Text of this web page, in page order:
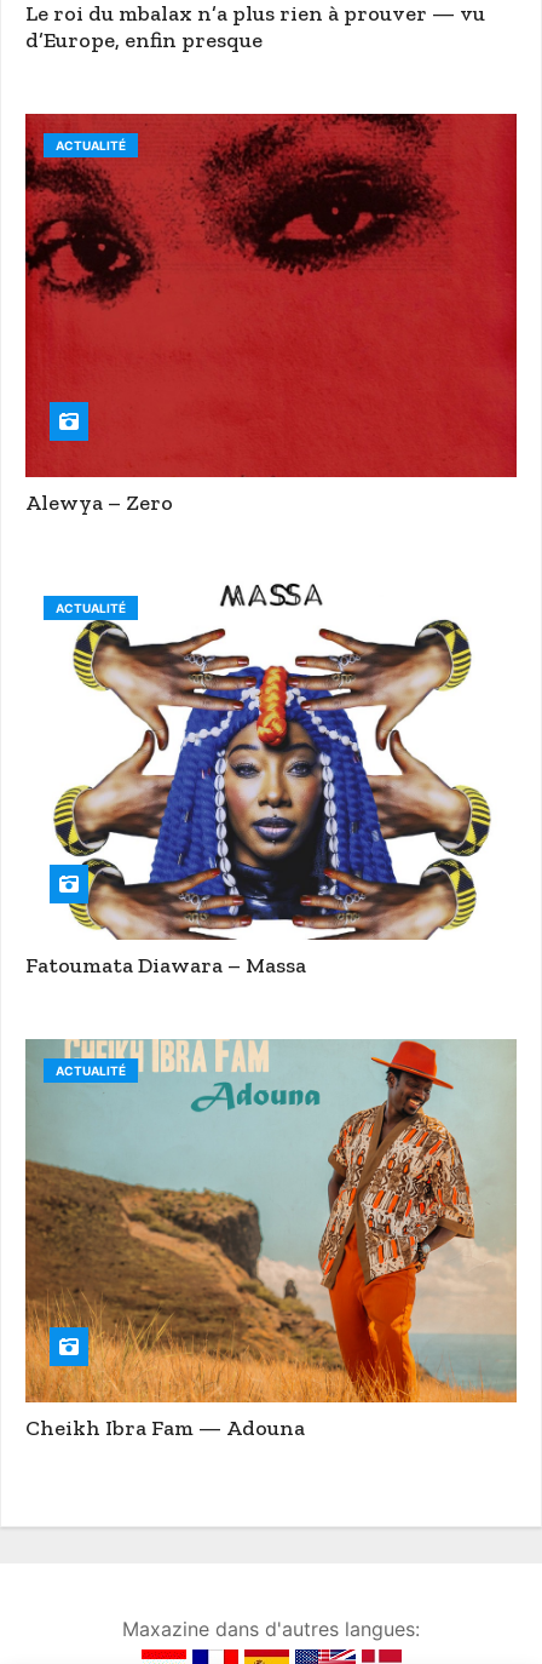
Le roi du mbalax n’a plus rien à prouver — vu
d’Europe, enfin presque
ACTUALITÉ
Alewya – Zero
ACTUALITÉ
Fatoumata Diawara – Massa
ACTUALITÉ
Cheikh Ibra Fam — Adouna
Maxazine dans d'autres langues: